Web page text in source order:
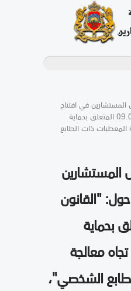
في افتتاح
الندوة حول: "القانون رقم 09.08 المتعلق بحماية
المعطيات ذات الطابع
"القانون
بحماية
معالجة
الشخصي"،